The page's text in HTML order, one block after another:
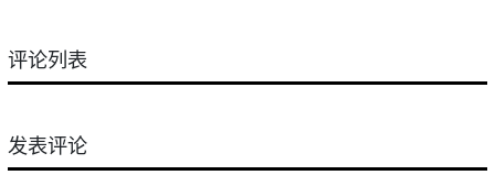
评论列表
发表评论